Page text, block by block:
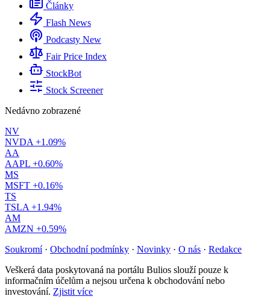
Články
Flash News
Podcasty New
Fair Price Index
StockBot
Stock Screener
Nedávno zobrazené
NV
NVDA +1.09%
AA
AAPL +0.60%
MS
MSFT +0.16%
TS
TSLA +1.94%
AM
AMZN +0.59%
Soukromí · Obchodní podmínky · Novinky · O nás · Redakce
Veškerá data poskytovaná na portálu Bulios slouží pouze k
informačním účelům a nejsou určena k obchodování nebo
investování. Zjistit více